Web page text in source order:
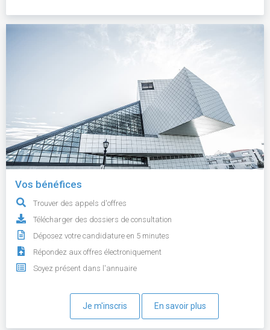
Vos bénéfices
Trouver des appels d'offres
Télécharger des dossiers de consultation
Déposez votre candidature en 5 minutes
Répondez aux offres électroniquement
Soyez présent dans l'annuaire
Je m'inscris En savoir plus